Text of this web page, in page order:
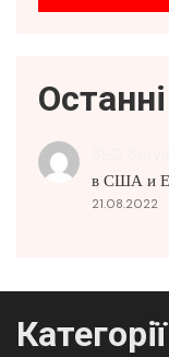
в США и
21.08.2022
Категорії